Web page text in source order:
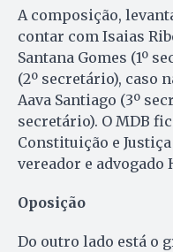
A composição,
contar com Isaias
Santana Gomes (1º
(2º secretário), caso
Aava Santiago (3º
secretário). O MDB
Constituição e
vereador e advogado
Oposição
Do outro lado está o